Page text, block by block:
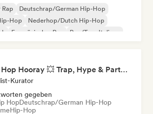
Deutschrap/German Hip-Hop
Hop
Nederhop/Dutch Hip-Hop
Französischer Rap Rap/Trap Italiano
Hip Hop Hooray 💥 Trap, Hype & Party Rap Bangers
Kurator
gegeben
HopDeutschrap/German Hip-Hop
Hip-Hop